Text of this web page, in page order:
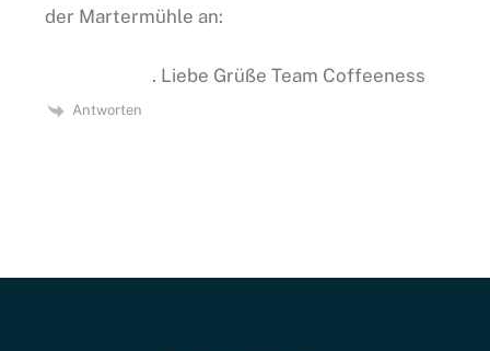
der Martermühle an:
. Liebe Grüße Team Coffeeness
Antworten